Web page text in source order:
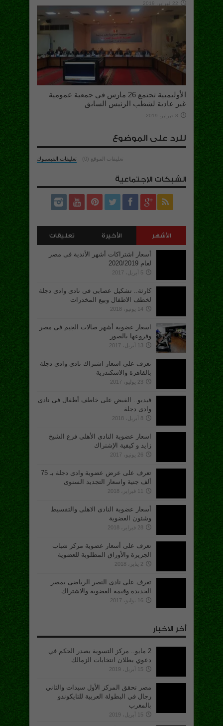
22 فبراير، 2019
الأوليمبية تجتمع 26 مارس في جمعية عمومية
غير عادية لشطب الرئيس السابق
8 فبراير، 2019
للرد على الموضوع
تعليقات الفيسبوك تعليقات الموقع (0)
الشبكات الإجتماعية
الأشهر الأخيرة تعليقات
أسعار اشتراكات أشهر الأندية فى مصر
لعام 2020/2019
5 أبريل، 2017
كارثة.. تشكيل عصابى فى نادى وادى دجلة
لخطف الاطفال وبيع المخدرات
14 يونيو، 2018
اسعار عضوية أشهر صالات الجيم فى مصر
وفروعها بالصور
13 أبريل، 2017
تعرف على اسعار اشتراك نادى وادى دجلة
بالقاهرة والاسكندرية
23 يوليو، 2017
فيديو.. القبض على خاطف أطفال فى نادى
وادى دجلة
8 أبريل، 2018
اسعار عضوية النادى الأهلى فرع الشيخ
زايد و كيفية الإشتراك
26 يونيو، 2017
تعرف على عرض عضوية وادى دجلة بـ 75
ألف جنية واسعار التجديد السنوى
11 فبراير، 2018
أسعار عضوية النادى الاهلى والتقسيط
وشئون العضوية
28 فبراير، 2018
تعرف على أسعار عضوية مركز شباب
الجزيرة والأوراق المطلوبة للعضوية
2 يناير، 2018
تعرف على نادى النصر الرياضى بمصر
الجديدة وقيمة العضوية والاشتراك
16 يوليو، 2017
أخر الاخبار
2 مايو.. مركز التسوية يصدر الحكم في
دعوي بطلان انتخابات الزمالك
15 أبريل، 2019
مصر تحقق المركز الأول سيدات والثاني
رجال في البطولة العربية للتايكوندو
بالمغرب
15 أبريل، 2019